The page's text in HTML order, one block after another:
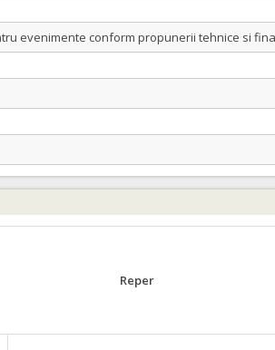
evenimente conform propunerii tehnice si
Reper